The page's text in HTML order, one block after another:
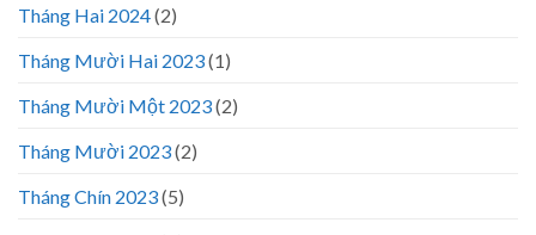
Tháng Hai 2024(2)
Tháng Mười Hai 2023(1)
Tháng Mười Một 2023(2)
Tháng Mười 2023(2)
Tháng Chín 2023(5)